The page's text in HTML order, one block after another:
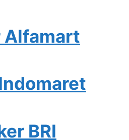
Alfamart
BRI